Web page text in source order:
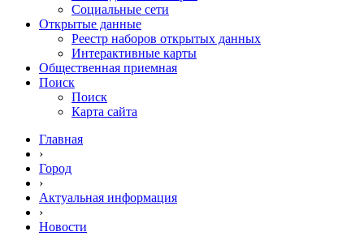
Социальные сети
Открытые данные
Реестр наборов открытых данных
Интерактивные карты
Общественная приемная
Поиск
Поиск
Карта сайта
Главная
›
Город
›
Актуальная информация
›
Новости